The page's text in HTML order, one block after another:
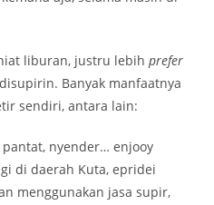
liburan, justru lebihprefer
Banyak manfaatnya
sendiri, antara lain:
nyender… enjooy
di daerah Kuta, epridei
menggunakan jasa supir,